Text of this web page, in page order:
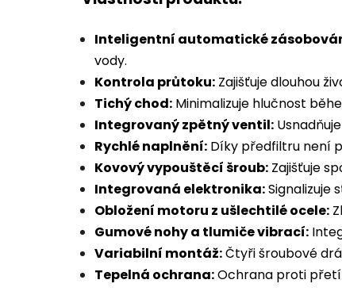
Inteligentní automatické
vody.
Kontrola průtoku: Zajišťuje dlouhou
Tichý chod: Minimalizuje hlučnost
Integrovaný zpětný ventil:
Rychlé naplnění: Díky předfiltru není
Kovový vypouštěcí šroub: Zajišťuje
Integrovaná elektronika:Signalizuje
Obložení motoru z ušlechtilé ocele:
Gumové nohy a tlumiče vibrací:
Variabilní montáž:Čtyři šroubové
Tepelná ochrana:Ochrana proti